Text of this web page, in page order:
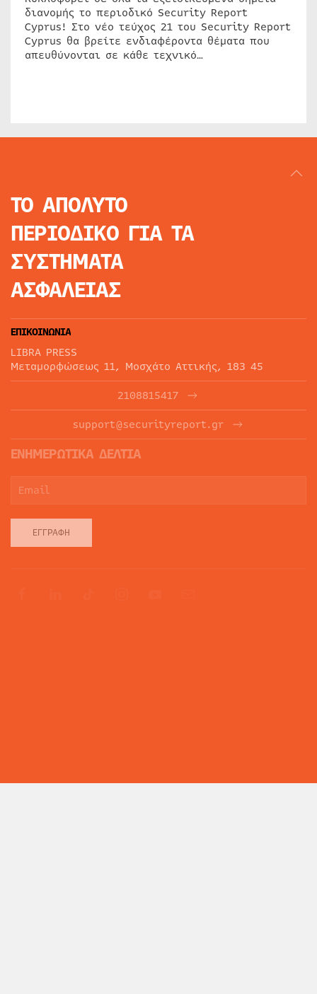
διανομής το περιοδικό Security Report
Cyprus! Στο νέο τεύχος 21 του Security Report
Cyprus θα βρείτε ενδιαφέροντα θέματα που
απευθύνονται σε κάθε τεχνικό…
ΤΟ ΑΠΟΛΥΤΟ
ΠΕΡΙΟΔΙΚΟ ΓΙΑ ΤΑ
ΣΥΣΤΗΜΑΤΑ
ΑΣΦΑΛΕΙΑΣ
ΕΠΙΚΟΙΝΩΝΙΑ
LIBRA PRESS
Μεταμορφώσεως 11, Μοσχάτο Αττικής, 183 45
2108815417
support@securityreport.gr
ΕΝΗΜΕΡΩΤΙΚΑ ΔΕΛΤΙΑ
ΕΓΓΡΑΦΉ